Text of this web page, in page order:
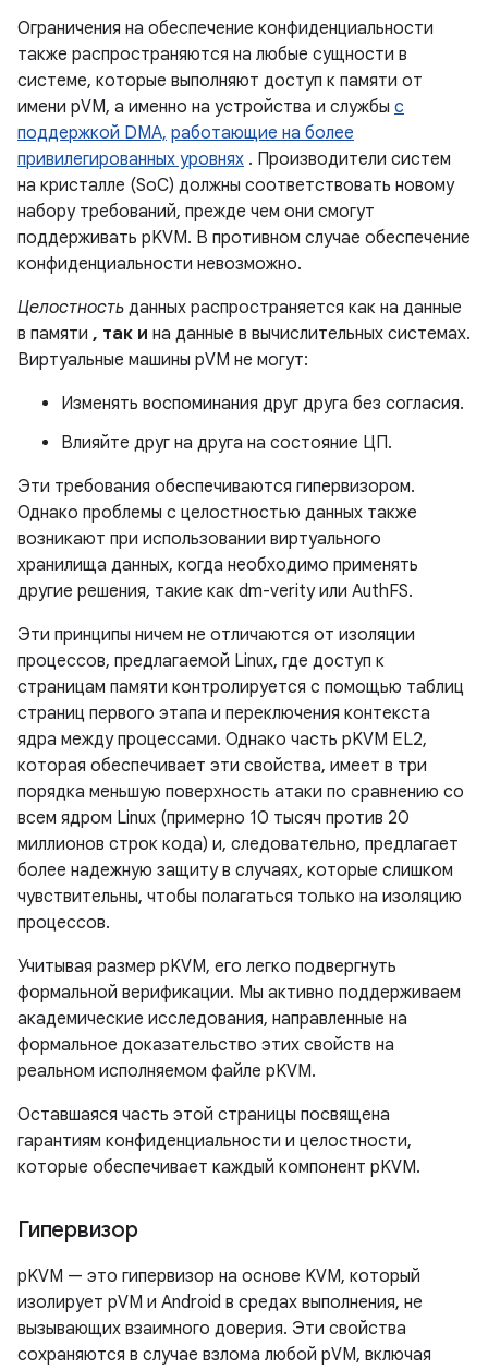
Ограничения на обеспечение конфиденциальности
также распространяются на любые сущности в
системе, которые выполняют доступ к памяти от
имени pVM, а именно на устройства и службы с
поддержкой DMA, работающие на более
привилегированных уровнях . Производители систем
на кристалле (SoC) должны соответствовать новому
набору требований, прежде чем они смогут
поддерживать pKVM. В противном случае обеспечение
конфиденциальности невозможно.
Целостность данных распространяется как на данные
в памяти , так и на данные в вычислительных системах.
Виртуальные машины pVM не могут:
Изменять воспоминания друг друга без согласия.
Влияйте друг на друга на состояние ЦП.
Эти требования обеспечиваются гипервизором.
Однако проблемы с целостностью данных также
возникают при использовании виртуального
хранилища данных, когда необходимо применять
другие решения, такие как dm-verity или AuthFS.
Эти принципы ничем не отличаются от изоляции
процессов, предлагаемой Linux, где доступ к
страницам памяти контролируется с помощью таблиц
страниц первого этапа и переключения контекста
ядра между процессами. Однако часть pKVM EL2,
которая обеспечивает эти свойства, имеет в три
порядка меньшую поверхность атаки по сравнению со
всем ядром Linux (примерно 10 тысяч против 20
миллионов строк кода) и, следовательно, предлагает
более надежную защиту в случаях, которые слишком
чувствительны, чтобы полагаться только на изоляцию
процессов.
Учитывая размер pKVM, его легко подвергнуть
формальной верификации. Мы активно поддерживаем
академические исследования, направленные на
формальное доказательство этих свойств на
реальном исполняемом файле pKVM.
Оставшаяся часть этой страницы посвящена
гарантиям конфиденциальности и целостности,
которые обеспечивает каждый компонент pKVM.
Гипервизор
pKVM — это гипервизор на основе KVM, который
изолирует pVM и Android в средах выполнения, не
вызывающих взаимного доверия. Эти свойства
сохраняются в случае взлома любой pVM, включая